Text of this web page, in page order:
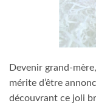
Devenir grand-
mérite d’être
découvrant ce joli